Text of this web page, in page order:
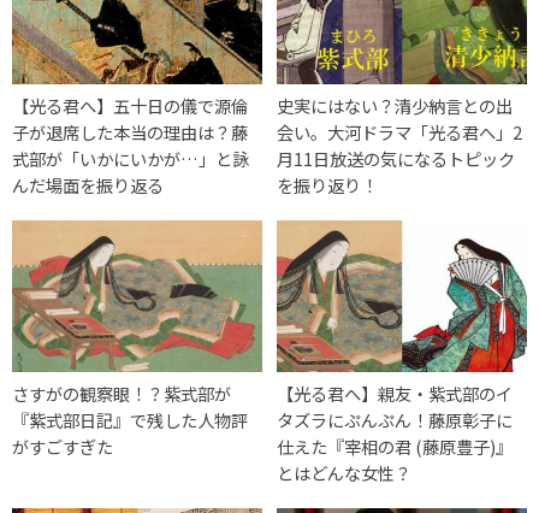
【光る君へ】五十日の儀で源倫
子が退席した本当の理由は？藤
式部が「いかにいかが…」と詠
んだ場面を振り返る
史実にはない？清少納言との出
会い。大河ドラマ「光る君へ」2
月11日放送の気になるトピック
を振り返り！
さすがの観察眼！？紫式部が
『紫式部日記』で残した人物評
がすごすぎた
【光る君へ】親友・紫式部のイ
タズラにぷんぷん！藤原彰子に
仕えた『宰相の君 (藤原豊子)』
とはどんな女性？